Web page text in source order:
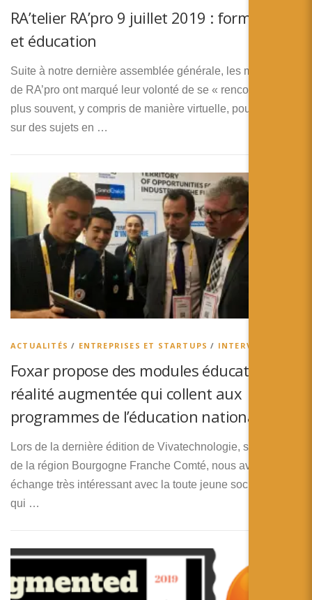
RA’telier RA’pro 9 juillet 2019 : formation
et éducation
Suite à notre dernière assemblée générale, les membres
de RA’pro ont marqué leur volonté de se « rencontrer »
plus souvent, y compris de manière virtuelle, pour changer
sur des sujets en …
ACTUALITÉS / ENTREPRISES ET STARTUPS / INTERVIEW
Foxar propose des modules éducatifs en
réalité augmentée qui collent aux
programmes de l’éducation nationale
Lors de la dernière édition de Vivatechnologie, sur la zone
de la région Bourgogne Franche Comté, nous avons eu un
échange très intéressant avec la toute jeune société Foxar,
qui …